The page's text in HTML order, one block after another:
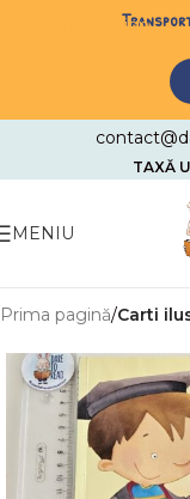
Skip to navigation
TAXĂ
MENIU
Prima pagină Carti